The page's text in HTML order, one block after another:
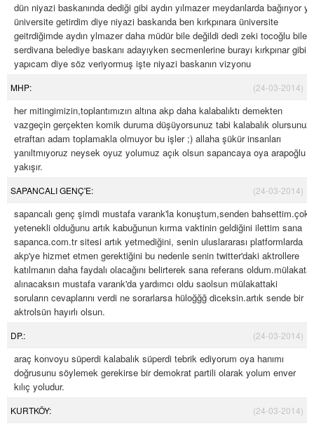
dün niyazi baskanında dediği gibi aydın yılmazer meydanlarda bağırıyor ya
üniversite getirdim diye niyazi baskanda ben kırkpınara üniversite
geitrdiğimde aydın ylmazer daha müdür bile değildi dedi zeki tocoğlu bile
serdivana belediye baskanı adayıyken secmenlerine burayı kırkpınar gibi
yapıcam diye söz veriyormuş işte niyazi baskanın vizyonu
MHP: (24-03-2014)
her mitingimizin,toplantımızın altına akp daha kalabalıktı demekten
vazgeçin gerçekten komik duruma düşüyorsunuz tabi kalabalık olursunuz
etraftan adam toplamakla olmuyor bu işler ;) allaha şükür insanları
yanıltmıyoruz neysek oyuz yolumuz açık olsun sapancaya oya arapoğlu
yakışır.
SAPANCALI GENÇ'E: (24-03-2014)
sapancalı genç şimdi mustafa varank'la konuştum,senden bahsettim.çok
yetenekli olduğunu artık kabuğunun kırma vaktinin geldiğini ilettim sana
sapanca.com.tr sitesi artık yetmediğini, senin uluslararası platformlarda
akp'ye hizmet etmen gerektiğini bu nedenle senin twitter'daki aktrollere
katılmanın daha faydalı olacağını belirterek sana referans oldum.mülakata
alınacaksın mustafa varank'da yardımcı oldu saolsun mülakattaki
soruların cevaplarını verdi ne sorarlarsa hüloğğğ diceksin.artık sende bir
aktrolsün hayırlı olsun.
DP.: (24-03-2014)
araç konvoyu süperdi kalabalık süperdi tebrik ediyorum oya hanımı
doğrusunu söylemek gerekirse bir demokrat partili olarak yolum enver
kılıç yoludur.
KURTKÖY: (24-03-2014)